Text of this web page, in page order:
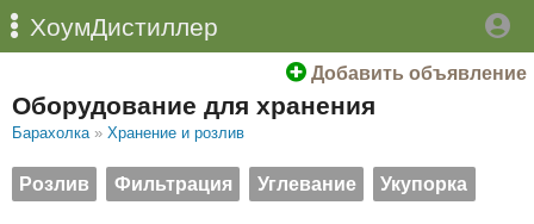
ХоумДистиллер
Добавить объявление
Оборудование для хранения
Барахолка » Хранение и розлив
Розлив Фильтрация Углевание Укупорка